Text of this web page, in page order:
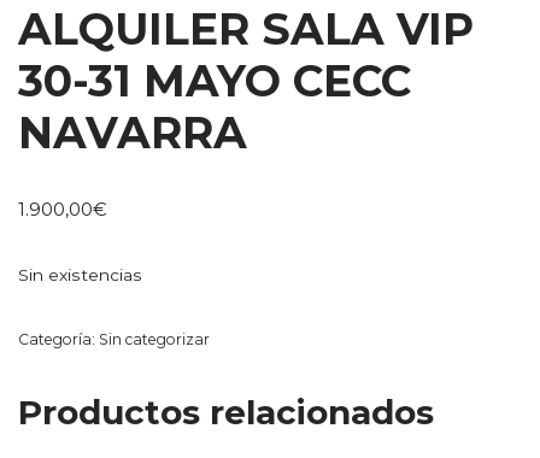
ALQUILER SALA VIP
30-31 MAYO CECC
NAVARRA
1.900,00€
Sin existencias
Categoría: Sin categorizar
Productos relacionados